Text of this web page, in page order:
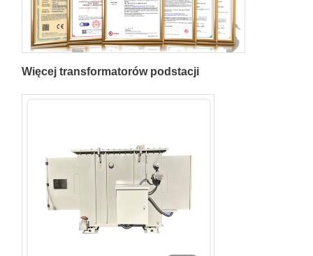
Więcej transformatorów podstacji